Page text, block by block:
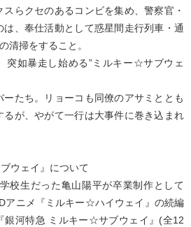
らクセのあるコンビを集め、警察官・
は、奉仕活動として惑星間走行列車・通
清掃をすること。
突如暴走し始める”ミルキー☆サブウェ
たち。リョーコも同僚のアサミととも
るが、やがて一行は大事件に巻き込まれ
ウェイ』について
校生だった亀山陽平が卒業制作として
アニメ『ミルキー☆ハイウェイ』の続編
銀河特急 ミルキー☆サブウェイ』(全12